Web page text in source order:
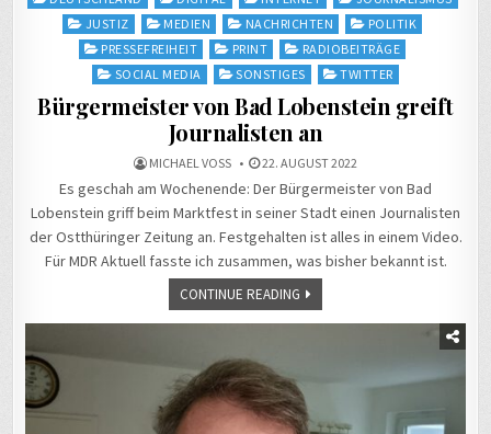
JUSTIZ
MEDIEN NACHRICHTEN
POLITIK
PRESSEFREIHEIT
PRINT
RADIOBEITRÄGE
SOCIAL MEDIA
SONSTIGES TWITTER
Bürgermeister von Bad Lobenstein greift
Journalisten an
MICHAEL VOSS 22. AUGUST 2022
Es geschah am Wochenende: Der Bürgermeister von Bad
Lobenstein griff beim Marktfest in seiner Stadt einen Journalisten
der Ostthüringer Zeitung an. Festgehalten ist alles in einem Video.
Für MDR Aktuell fasste ich zusammen, was bisher bekannt ist.
CONTINUE READING